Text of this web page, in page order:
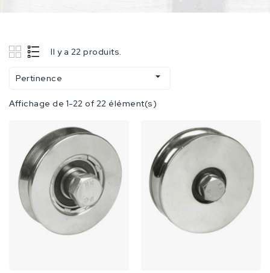
Il y a 22 produits.
Pertinence 
Affichage de 1-22 of 22 élément(s)